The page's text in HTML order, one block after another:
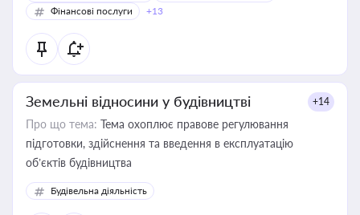
Фінансові послуги
+13
Земельні відносини у будівництві +14
Про що тема: Тема охоплює правове регулювання
підготовки, здійснення та введення в експлуатацію
об’єктів будівництва
Будівельна діяльність